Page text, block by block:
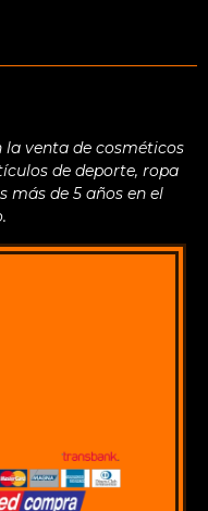
venta de cosméticos
de deporte, ropa
más de 5 años en el